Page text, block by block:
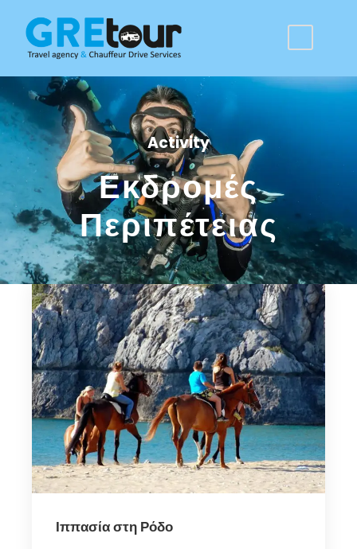
Activity
Εκδρομές
Περιπέτειας
Ιππασία στη Ρόδο